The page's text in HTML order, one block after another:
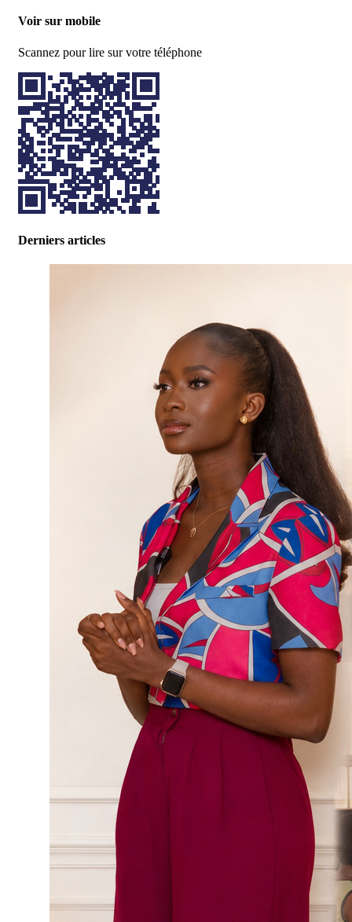
Voir sur mobile
Scannez pour lire sur votre téléphone
Derniers articles